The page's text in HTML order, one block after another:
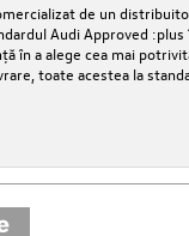
de un
Audi Approved
în a alege cea mai
toate acestea la